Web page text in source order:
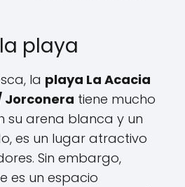
playa
la playa La Acacia
Jorconera tiene mucho
su arena blanca y un
es un lugar atractivo
Sin embargo,
es un espacio